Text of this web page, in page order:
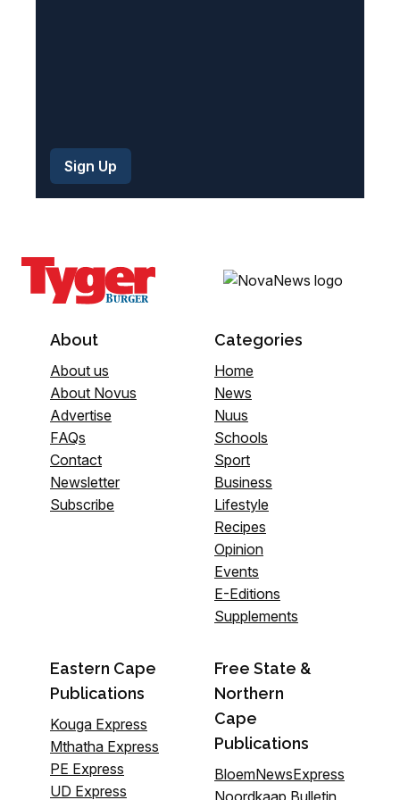
About
About us
About Novus
Advertise
FAQs
Contact
Newsletter
Subscribe
Categories
Home
News
Nuus
Schools
Sport
Business
Lifestyle
Recipes
Opinion
Events
E-Editions
Supplements
Eastern Cape
Publications
Kouga Express
Mthatha Express
PE Express
UD Express
Free State &
Northern
Cape
Publications
BloemNewsExpress